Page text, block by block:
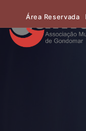
Área Reservada